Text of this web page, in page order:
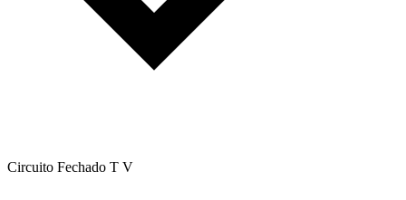
Circuito Fechado T V